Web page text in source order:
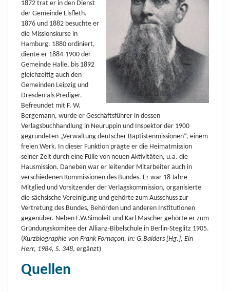
1872 trat er in den Dienst
der Gemeinde Elsfleth.
1876 und 1882 besuchte er
die Missionskurse in
Hamburg. 1880 ordiniert,
diente er 1884-1900 der
Gemeinde Halle, bis 1892
gleichzeitig auch den
Gemeinden Leipzig und
Dresden als Prediger.
Befreundet mit F. W.
Bergemann, wurde er Geschäftsführer in dessen
Verlagsbuchhandlung in Neuruppin und Inspektor der 1900
gegründeten „Verwaltung deutscher Baptistenmissionen“, einem
freien Werk. In dieser Funktion prägte er die Heimatmission
seiner Zeit durch eine Fülle von neuen Aktivitäten, u.a. die
Hausmission. Daneben war er leitender Mitarbeiter auch in
verschiedenen Kommissionen des Bundes. Er war 18 Jahre
Mitglied und Vorsitzender der Verlagskommission, organisierte
die sächsische Vereinigung und gehörte zum Ausschuss zur
Vertretung des Bundes, Behörden und anderen Institutionen
gegenüber. Neben F.W.Simoleit und Karl Mascher gehörte er zum
Gründungskomitee der Allianz-Bibelschule in Berlin-Steglitz 1905.
(Kurzbiographie von Frank Fornaçon, in: G.Balders [Hg.], Ein
Herr, 1984, S. 348, ergänzt)
Quellen